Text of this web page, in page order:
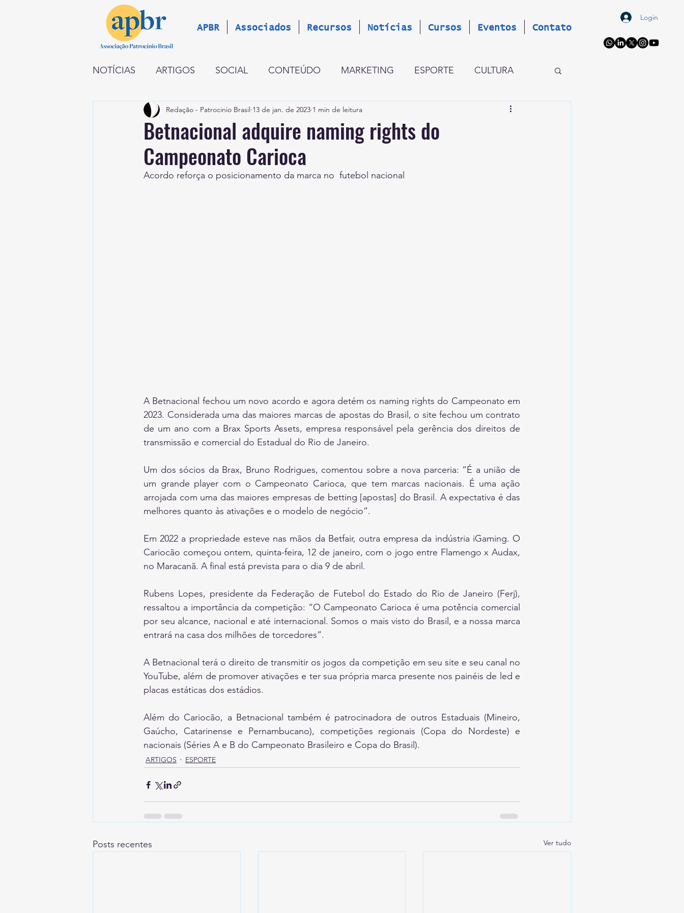
APBR Associados Recursos Notícias Cursos Eventos Contato
Login
NOTÍCIAS ARTIGOS SOCIAL CONTEÚDO MARKETING ESPORTE CULTURA
NEGÓCIOS RADAR GESTÃO CINCO PERGUNTAS EVENTOS
INSTITUCIONAL PATROCÍNIO GLOBAL
Betnacional adquire naming rights do
Campeonato Carioca
Redação - Patrocinio Brasil 13 de jan. de 2023 1 min de leitura
Acordo reforça o posicionamento da marca no  futebol nacional
A Betnacional fechou um novo acordo e agora detém os naming rights do Campeonato em
2023. Considerada uma das maiores marcas de apostas do Brasil, o site fechou um contrato
de um ano com a Brax Sports Assets, empresa responsável pela gerência dos direitos de
transmissão e comercial do Estadual do Rio de Janeiro.
Um dos sócios da Brax, Bruno Rodrigues, comentou sobre a nova parceria: “É a união de
um grande player com o Campeonato Carioca, que tem marcas nacionais. É uma ação
arrojada com uma das maiores empresas de betting [apostas] do Brasil. A expectativa é das
melhores quanto às ativações e o modelo de negócio”.
Em 2022 a propriedade esteve nas mãos da Betfair, outra empresa da indústria iGaming. O
Cariocão começou ontem, quinta-feira, 12 de janeiro, com o jogo entre Flamengo x Audax,
no Maracanã. A final está prevista para o dia 9 de abril.
Rubens Lopes, presidente da Federação de Futebol do Estado do Rio de Janeiro (Ferj),
ressaltou a importância da competição: “O Campeonato Carioca é uma potência comercial
por seu alcance, nacional e até internacional. Somos o mais visto do Brasil, e a nossa marca
entrará na casa dos milhões de torcedores”.
A Betnacional terá o direito de transmitir os jogos da competição em seu site e seu canal no
YouTube, além de promover ativações e ter sua própria marca presente nos painéis de led e
placas estáticas dos estádios.
Além do Cariocão, a Betnacional também é patrocinadora de outros Estaduais (Mineiro,
Gaúcho, Catarinense e Pernambucano), competições regionais (Copa do Nordeste) e
nacionais (Séries A e B do Campeonato Brasileiro e Copa do Brasil).
ARTIGOS ESPORTE
Posts recentes Ver tudo